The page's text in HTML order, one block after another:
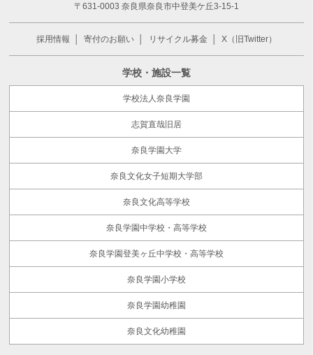
〒631-0003 奈良県奈良市中登美ケ丘3-15-1
採用情報 寄付のお願い リサイクル募金 X（旧Twitter）
学校・施設一覧
学校法人奈良学園
志賀直哉旧居
奈良学園大学
奈良文化女子短期大学部
奈良文化高等学校
奈良学園中学校・高等学校
奈良学園登美ヶ丘中学校・高等学校
奈良学園小学校
奈良学園幼稚園
奈良文化幼稚園